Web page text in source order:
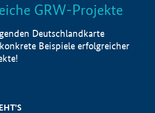
Info
GRW-Projekte
Deutschlandkarte
Beispiele erfolgreicher